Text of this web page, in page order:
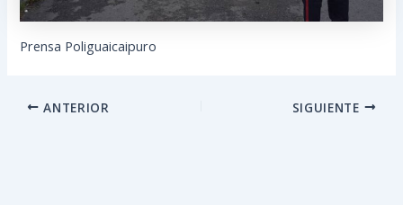
Prensa Poliguaicaipuro
ANTERIOR SIGUIENTE